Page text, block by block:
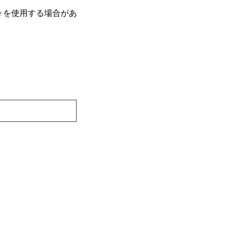
使⽤する場合があ